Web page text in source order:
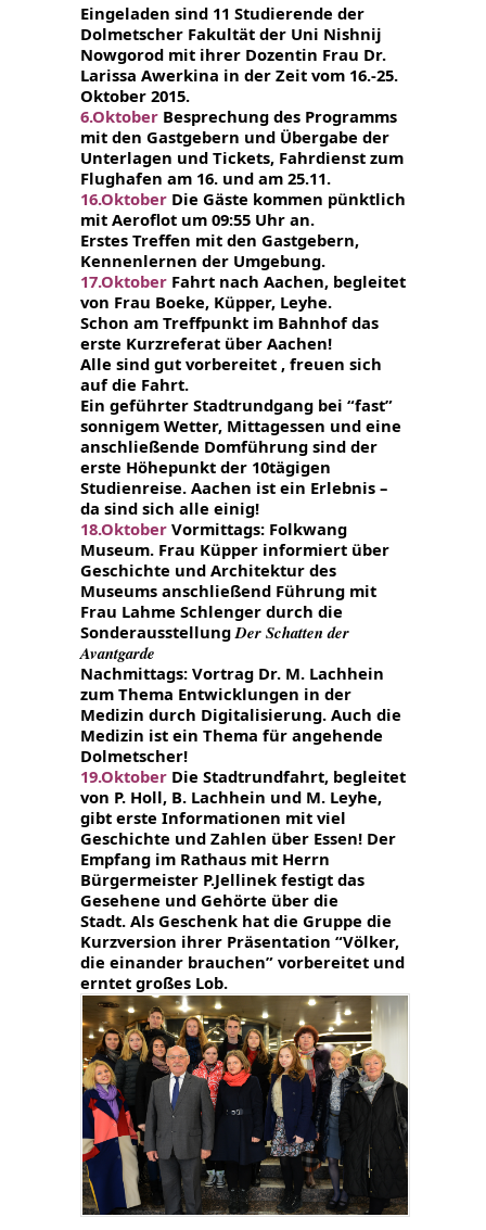
Eingeladen sind 11 Studierende der
Dolmetscher Fakultät der Uni Nishnij
Nowgorod mit ihrer Dozentin Frau Dr.
Larissa Awerkina in der Zeit vom 16.-25.
Oktober 2015.
6.Oktober Besprechung des Programms
mit den Gastgebern und Übergabe der
Unterlagen und Tickets, Fahrdienst zum
Flughafen am 16. und am 25.11.
16.Oktober Die Gäste kommen pünktlich
mit Aeroflot um 09:55 Uhr an.
Erstes Treffen mit den Gastgebern,
Kennenlernen der Umgebung.
17.Oktober Fahrt nach Aachen, begleitet
von Frau Boeke, Küpper, Leyhe.
Schon am Treffpunkt im Bahnhof das
erste Kurzreferat über Aachen!
Alle sind gut vorbereitet , freuen sich
auf die Fahrt.
Ein geführter Stadtrundgang bei “fast”
sonnigem Wetter, Mittagessen und eine
anschließende Domführung sind der
erste Höhepunkt der 10tägigen
Studienreise. Aachen ist ein Erlebnis –
da sind sich alle einig!
18.Oktober Vormittags: Folkwang
Museum. Frau Küpper informiert über
Geschichte und Architektur des
Museums anschließend Führung mit
Frau Lahme Schlenger durch die
Sonderausstellung Der Schatten der
Avantgarde
Nachmittags: Vortrag Dr. M. Lachhein
zum Thema Entwicklungen in der
Medizin durch Digitalisierung. Auch die
Medizin ist ein Thema für angehende
Dolmetscher!
19.Oktober Die Stadtrundfahrt, begleitet
von P. Holl, B. Lachhein und M. Leyhe,
gibt erste Informationen mit viel
Geschichte und Zahlen über Essen! Der
Empfang im Rathaus mit Herrn
Bürgermeister P.Jellinek festigt das
Gesehene und Gehörte über die
Stadt. Als Geschenk hat die Gruppe die
Kurzversion ihrer Präsentation “Völker,
die einander brauchen” vorbereitet und
erntet großes Lob.